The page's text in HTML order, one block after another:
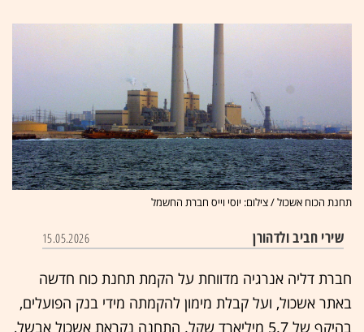
תחנת הכוח אשכול / צילום: יוסי וייס חברת החשמל
שירי חביב ולדהורן 15.05.2026
חברת דליה אנרגיה מדווחת על הקמת תחנת כוח חדשה
באתר אשכול, ועל קבלת מימון להקמתה מידי בנק הפועלים,
בהיקף של 5.7 מיליארד שקל. התחנה נקראת אשכול אבשל,